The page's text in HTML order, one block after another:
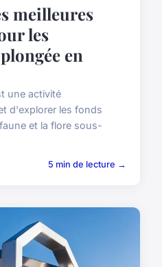
meilleures
les
en
une activité
d'explorer les fonds
et la flore sous-
5 min de lecture →